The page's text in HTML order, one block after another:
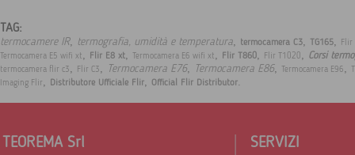
TAG:
termocamere IR, termografia, umidità e temperatura, termocamera C3, TG165,
Flir
Termocamera E5 wifi xt, Flir E8 xt, Termocamera E6 wifi xt, Flir T860, Flir T1020, Corsi
termocamera flir c3, Flir C3, Termocamera E76, Termocamera E86, Termocamera E96,
Imaging Flir, Distributore Ufficiale Flir, Official Flir Distributor.
TEOREMA Srl SERVIZI